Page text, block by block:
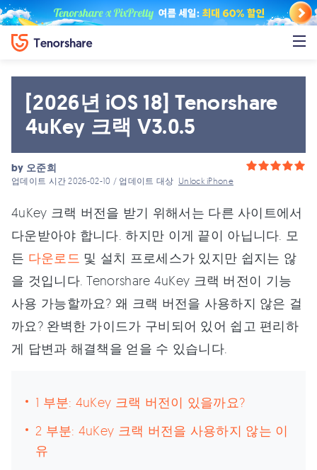
[2026년 iOS 18] Tenorshare
4uKey 크랙 V3.0.5
by 오준희
업데이트 시간 2026-02-10 / 업데이트 대상 Unlock iPhone
4uKey 크랙 버전을 받기 위해서는 다른 사이트에서
다운받아야 합니다. 하지만 이게 끝이 아닙니다. 모
든 다운로드 및 설치 프로세스가 있지만 쉽지는 않
을 것입니다. Tenorshare 4uKey 크랙 버전이 기능
사용 가능할까요? 왜 크랙 버전을 사용하지 않은 걸
까요? 완벽한 가이드가 구비되어 있어 쉽고 편리하
게 답변과 해결책을 얻을 수 있습니다.
1 부분: 4uKey 크랙 버전이 있을까요?
2 부분: 4uKey 크랙 버전을 사용하지 않는 이
유